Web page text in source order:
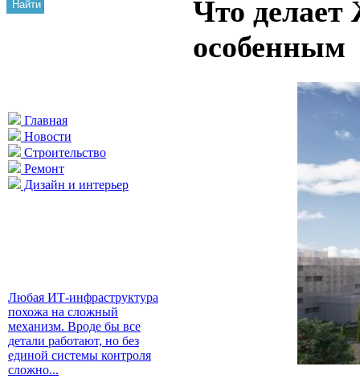
Найти
Главная
Новости
Строительство
Ремонт
Дизайн и интерьер
Любая ИТ-инфраструктура
похожа на сложный
механизм. Вроде бы все
детали работают, но без
единой системы контроля
сложно...
Что
особенным